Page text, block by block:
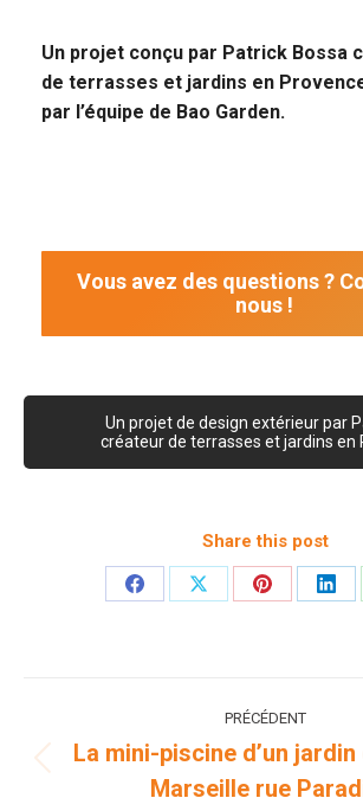
Un projet conçu par Patrick Bossa
de terrasses et jardins en
par l’équipe de Bao Garden.
Vous avez des questions ?
nous !
Un projet de design extérieur par
créateur de terrasses et jardins en
Share this post
PartagerPartagerPartager
de
PRÉCÉDENT
Onglet
La mini-piscine d’un
Marseille rue